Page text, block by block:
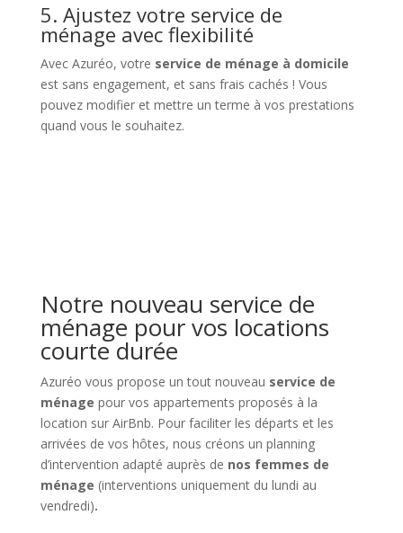
5. Ajustez votre service de
ménage avec flexibilité
Avec Azuréo, votre service de ménage à domicile
est sans engagement, et sans frais cachés ! Vous
pouvez modifier et mettre un terme à vos prestations
quand vous le souhaitez.
Notre nouveau service de
ménage pour vos locations
courte durée
Azuréo vous propose un tout nouveau service de
ménage pour vos appartements proposés à la
location sur AirBnb. Pour faciliter les départs et les
arrivées de vos hôtes, nous créons un planning
d’intervention adapté auprès de nos femmes de
ménage (interventions uniquement du lundi au
vendredi).